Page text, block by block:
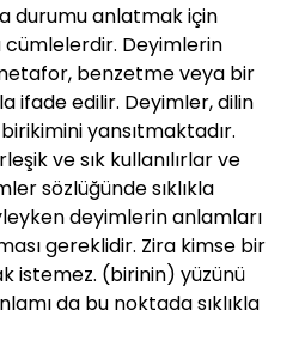
durumu anlatmak için
cümlelerdir. Deyimlerin
benzetme veya bir
ifade edilir. Deyimler, dilin
yansıtmaktadır.
ve sık kullanılırlar ve
sözlüğünde sıklıkla
deyimlerin anlamları
gereklidir. Zira kimse bir
istemez. (birinin) yüzünü
da bu noktada sıklıkla